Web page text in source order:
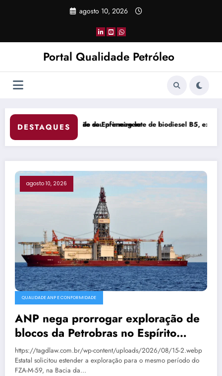
agosto 10, 2026
Portal Qualidade Petróleo
DESTAQUES
B5, expandindo seu mercado de combustíveis ecológicos.
Lula sanciona nova lei do frete
agosto 10, 2026
QUALIDADE ANP E CONFORMIDADE
ANP nega prorrogar exploração de
blocos da Petrobras no Espírito
Santo
https://tagdlaw.com.br/wp-content/uploads/2026/08/15-2.webp
Estatal solicitou estender a exploração para o mesmo período do
FZA-M-59, na Bacia da…